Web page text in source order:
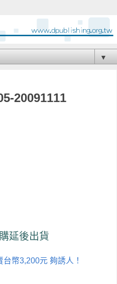
▼
20091111
延後出貨
幣3,200元 夠誘人！